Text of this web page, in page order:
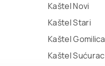
Kaštel Novi
Kaštel Stari
Kaštel Gomilica
Kaštel Sućurac